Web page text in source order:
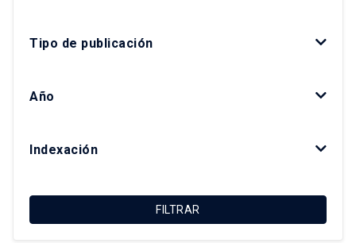
Gonzalo Salazar Preece
Tipo de publicación
Año
Indexación
FILTRAR